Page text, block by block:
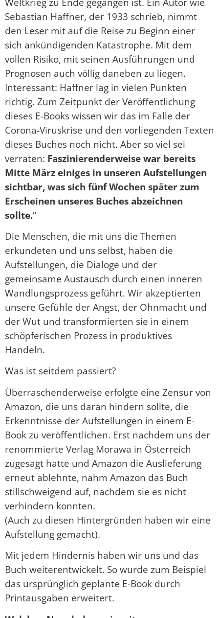
Sebastian Haffner, der 1933 schrieb, nimmt
den Leser mit auf die Reise zu Beginn einer
sich ankündigenden Katastrophe. Mit dem
vollen Risiko, mit seinen Ausführungen und
Prognosen auch völlig daneben zu liegen.
Interessant: Haffner lag in vielen Punkten
richtig. Zum Zeitpunkt der Veröffentlichung
dieses E-Books wissen wir das im Falle der
Corona-Viruskrise und den vorliegenden Texten
dieses Buches noch nicht. Aber so viel sei
verraten: Faszinierenderweise war bereits
Mitte März einiges in unseren Aufstellungen
sichtbar, was sich fünf Wochen später zum
Erscheinen unseres Buches abzeichnen
sollte.“
Die Menschen, die mit uns die Themen
erkundeten und uns selbst, haben die
Aufstellungen, die Dialoge und der
gemeinsame Austausch durch einen inneren
Wandlungsprozess geführt. Wir akzeptierten
unsere Gefühle der Angst, der Ohnmacht und
der Wut und transformierten sie in einem
schöpferischen Prozess in produktives
Handeln.
Was ist seitdem passiert?
Überraschenderweise erfolgte eine Zensur von
Amazon, die uns daran hindern sollte, die
Erkenntnisse der Aufstellungen in einem E-
Book zu veröffentlichen. Erst nachdem uns der
renommierte Verlag Morawa in Österreich
zugesagt hatte und Amazon die Auslieferung
erneut ablehnte, nahm Amazon das Buch
stillschweigend auf, nachdem sie es nicht
verhindern konnten.
(Auch zu diesen Hintergründen haben wir eine
Aufstellung gemacht).
Mit jedem Hindernis haben wir uns und das
Buch weiterentwickelt. So wurde zum Beispiel
das ursprünglich geplante E-Book durch
Printausgaben erweitert.